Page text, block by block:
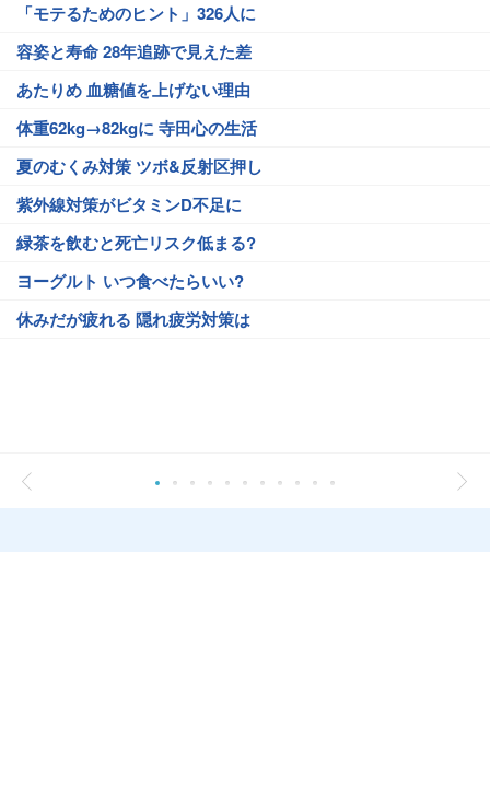
「モテるためのヒント」326人に
容姿と寿命 28年追跡で見えた差
あたりめ 血糖値を上げない理由
体重62kg→82kgに 寺田心の生活
夏のむくみ対策 ツボ&反射区押し
紫外線対策がビタミンD不足に
緑茶を飲むと死亡リスク低まる?
ヨーグルト いつ食べたらいい?
休みだが疲れる 隠れ疲労対策は